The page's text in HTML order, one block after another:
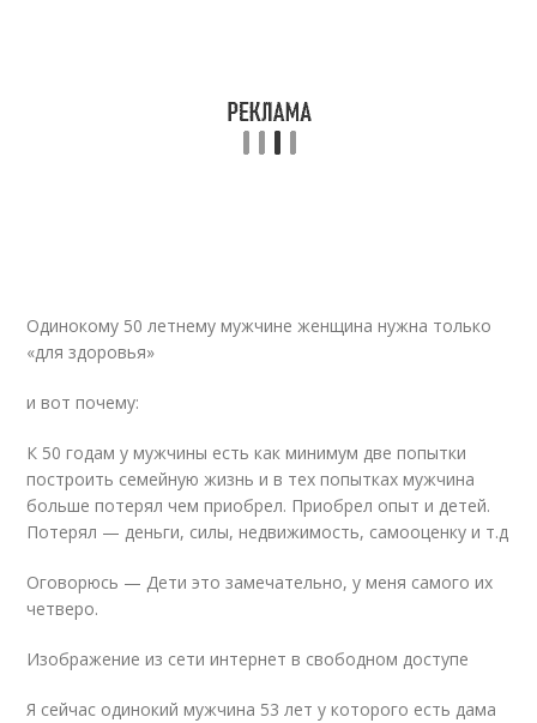
Одинокому 50 летнему мужчине женщина нужна только
«для здоровья»
и вот почему:
К 50 годам у мужчины есть как минимум две попытки
построить семейную жизнь и в тех попытках мужчина
больше потерял чем приобрел. Приобрел опыт и детей.
Потерял — деньги, силы, недвижимость, самооценку и т.д
Оговорюсь — Дети это замечательно, у меня самого их
четверо.
Изображение из сети интернет в свободном доступе
Я сейчас одинокий мужчина 53 лет у которого есть дама